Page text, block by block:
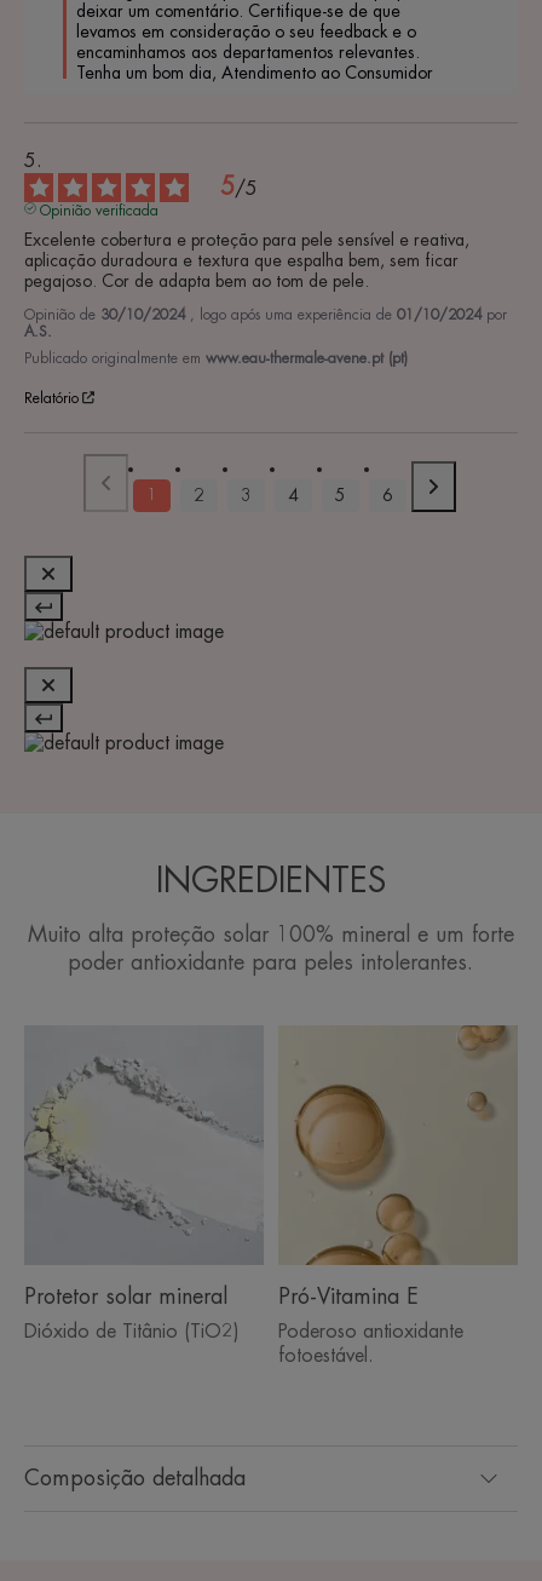
deixar um comentário. Certifique-se de que
levamos em consideração o seu feedback e o
encaminhamos aos departamentos relevantes.
Tenha um bom dia, Atendimento ao Consumidor
5/5
Opinião verificada
Excelente cobertura e proteção para pele sensível e reativa,
aplicação duradoura e textura que espalha bem, sem ficar
pegajoso. Cor de adapta bem ao tom de pele.
Opinião de 30/10/2024 , logo após uma experiência de 01/10/2024 por
A.S.
Publicado originalmente em www.eau-thermale-avene.pt (pt)
Relatório
1 2 3 4 5 6
INGREDIENTES
Muito alta proteção solar 100% mineral e um forte
poder antioxidante para peles intolerantes.
Composição detalhada
Protetor solar mineral
Dióxido de Titânio (TiO2)
Pró-Vitamina E
Poderoso antioxidante
fotoestável.